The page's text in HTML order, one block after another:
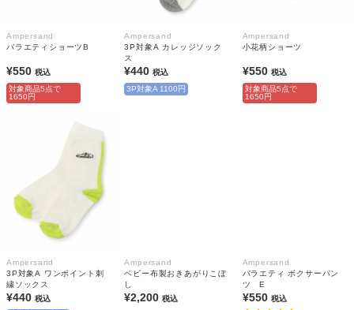
Ampersand
バラエティショーツB
¥550 税込
対象商品5点で
1650円
Ampersand
3P対象A カレッジソック
ス
¥440税込
3P対象A 1100円
Ampersand
小花柄ショーツ
¥550 税込
対象商品5点で
1650円
Ampersand
3P対象A ワンポイント刺
繍ソックス
¥440 税込
Ampersand
ベビー布製おきあがりこぼ
し
¥2,200税込
Ampersand
バラエティ ボクサーパン
ツ E
¥550 税込